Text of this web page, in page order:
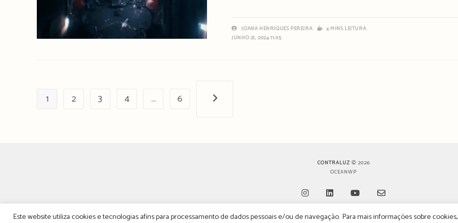
JOANA HENRIQUES PEREIRA
4 MINS LEITURA
JUNHO 21, 2024 11:05
1 2 3 4 … 6 Próxima página
CONTRALUZ © 2026
OCEANWP
Este website utiliza cookies e tecnologias afins para processamento de dados pessoais e/ou de navegação. Para mais informações sobre